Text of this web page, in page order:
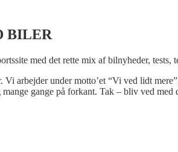
BILER
med det rette mix af bilnyheder, tests,
arbejder under motto’et “Vi ved lidt
gange på forkant. Tak – bliv ved med